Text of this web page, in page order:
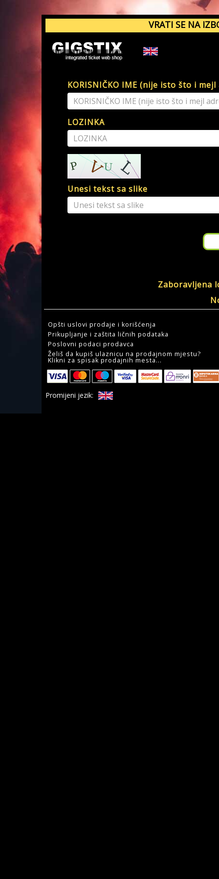
VRATI SE NA
KORISNIČKO IME (nije isto što i mejl
LOZINKA
Unesi tekst sa slike
Zaboravljena
Opšti uslovi prodaje i korišćenja
Prikupljanje i zaštita ličnih podataka
Poslovni podaci prodavca
Želiš da kupiš ulaznicu na prodajnom mjestu?
Klikni za spisak prodajnih mesta...
Promijeni jezik: